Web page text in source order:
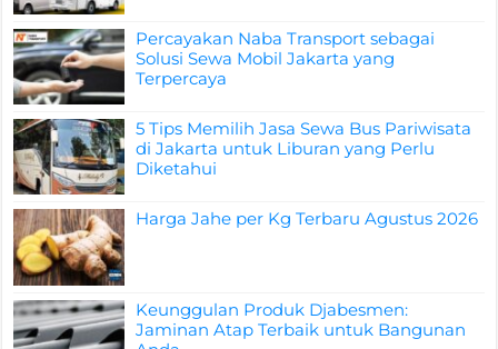
Percayakan Naba Transport sebagai
Solusi Sewa Mobil Jakarta yang
Terpercaya
5 Tips Memilih Jasa Sewa Bus Pariwisata
di Jakarta untuk Liburan yang Perlu
Diketahui
Harga Jahe per Kg Terbaru Agustus 2026
Keunggulan Produk Djabesmen:
Jaminan Atap Terbaik untuk Bangunan